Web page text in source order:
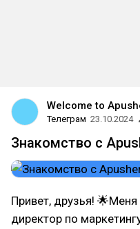
Welcome to
Телеграм 23.10.2024
Знакомство с
Привет, друзья!
директор по